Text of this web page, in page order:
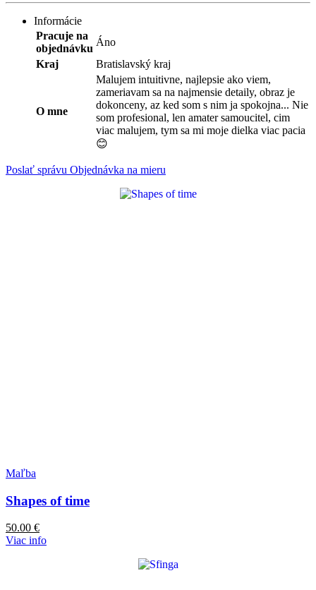
Informácie
Pracuje na
objednávku
Áno
Kraj
Bratislavský kraj
O mne
Malujem intuitivne, najlepsie ako viem,
zameriavam sa na najmensie detaily, obraz je
dokonceny, az ked som s nim ja spokojna... Nie
som profesional, len amater samoucitel, cim
viac malujem, tym sa mi moje dielka viac pacia
😊
Poslať správu Objednávka na mieru
Maľba
Shapes of time
50.00 €
Viac info